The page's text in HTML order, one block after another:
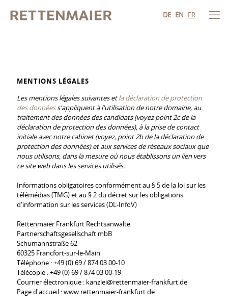
DE EN FR
MENTIONS LÉGALES
Les mentions légales suivantes et la déclaration de protection
des donnéess'appliquent à l'utilisation de notre domaine, au
traitement des données des candidats (voyez point 2c de la
déclaration de protection des données), à la prise de contact
initiale avec notre cabinet (voyez, point 2b de la déclaration de
protection des données) et aux services de réseaux sociaux que
nous utilisons, dans la mesure où nous établissons un lien vers
ce site web dans les services utilisés.
Informations obligatoires conformément au § 5 de la loi sur les
télémédias (TMG) et au § 2 du décret sur les obligations
d'information sur les services (DL-InfoV)
Rettenmaier Frankfurt Rechtsanwälte
Partnerschaftsgesellschaft mbB
Schumannstraße 62
60325 Francfort-sur-le-Main
Téléphone : +49 (0) 69 / 874 03 00-10
Télécopie : +49 (0) 69 / 874 03 00-19
Courrier électronique : kanzlei@rettenmaier-frankfurt.de
Page d'accueil : www.rettenmaier-frankfurt.de